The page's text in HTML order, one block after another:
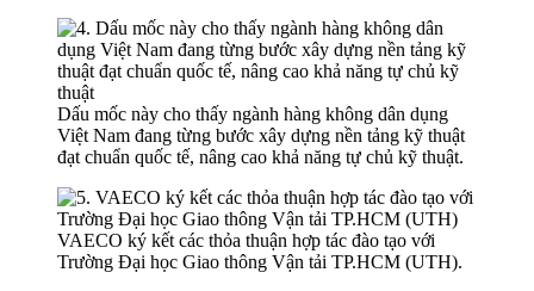
Dấu mốc này cho thấy ngành hàng không dân dụng
Việt Nam đang từng bước xây dựng nền tảng kỹ thuật
đạt chuẩn quốc tế, nâng cao khả năng tự chủ kỹ thuật.
VAECO ký kết các thỏa thuận hợp tác đào tạo với
Trường Đại học Giao thông Vận tải TP.HCM (UTH).